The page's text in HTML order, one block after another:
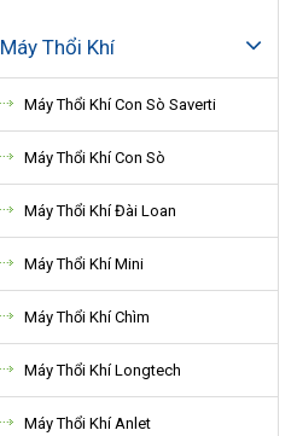
Máy Thổi Khí
Máy Thổi Khí Con Sò Saverti
Máy Thổi Khí Con Sò
Máy Thổi Khí Đài Loan
Máy Thổi Khí Mini
Máy Thổi Khí Chìm
Máy Thổi Khí Longtech
Máy Thổi Khí Anlet